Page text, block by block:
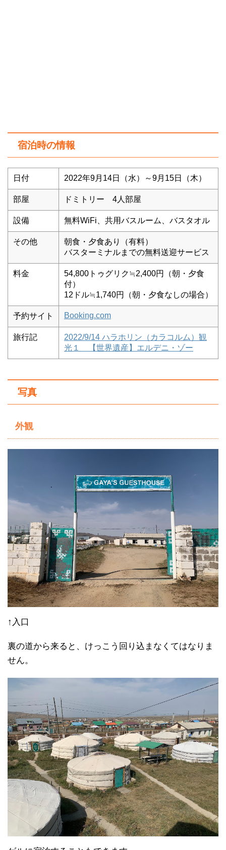
宿泊時の情報
日付 2022年9月14日（水）～9月15日（木）
部屋 ドミトリー 4人部屋
設備 無料WiFi、共用バスルーム、バスタオル
その他
朝食・夕食あり（有料）
バスターミナルまでの無料送迎サービス
料金
54,800トゥグリク≒2,400円（朝・夕食
付）
12ドル≒1,740円（朝・夕食なしの場合）
予約サイト Booking.com
旅行記
2022/9/14 ハラホリン（カラコルム）観
光１ 【世界遺産】エルデニ・ゾー
写真
外観
↑入口
裏の道から来ると、けっこう回り込まなくてはなりま
せん。